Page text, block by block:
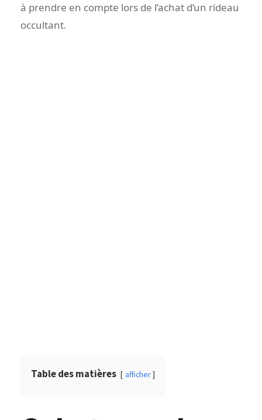
à prendre en compte lors de l’achat d’un rideau
occultant.
Table des matières afficher